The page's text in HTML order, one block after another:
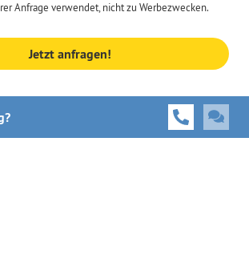
Anfrage verwendet, nicht zu Werbezwecken.
Jetzt anfragen!